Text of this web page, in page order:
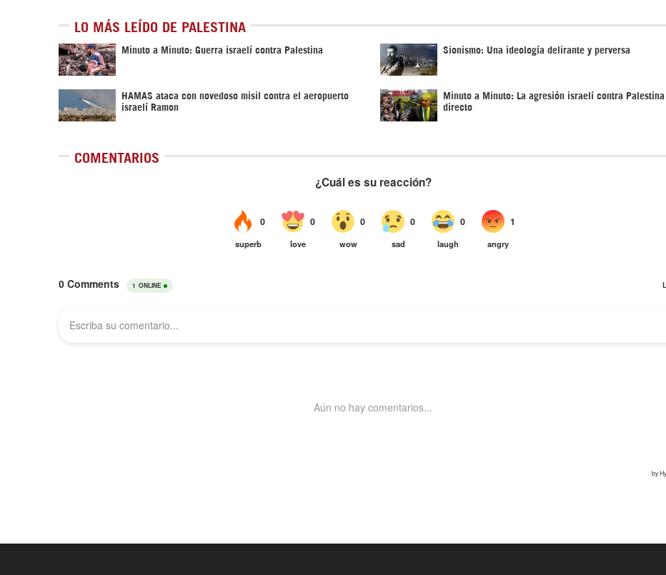
LO MÁS LEÍDO DE PALESTINA
Minuto a Minuto: Guerra israelí contra Palestina Sionismo: Una ideología delirante y perversa
HAMAS ataca con novedoso misil contra el aeropuerto
israelí Ramon
Minuto a Minuto: La agresión israelí contra Palestina
directo
COMENTARIOS